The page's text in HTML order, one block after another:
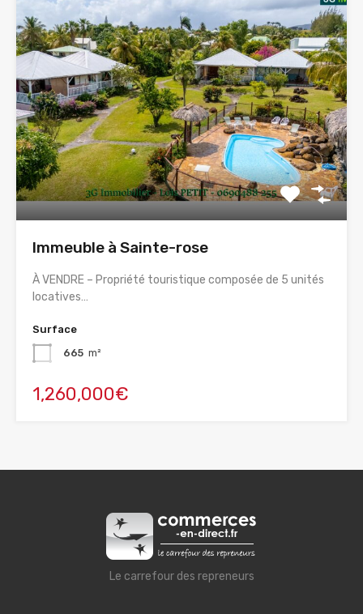
Immeuble à Sainte-rose
À VENDRE – Propriété touristique composée de 5 unités
locatives…
Surface
665 m²
1,260,000€
Le carrefour des repreneurs